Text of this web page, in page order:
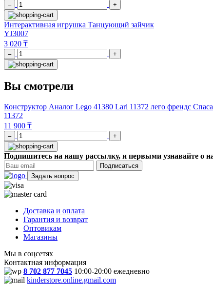
– +
Интерактивная игрушка Танцующий зайчик
YJ3007
3 020 ₸
– +
Вы смотрели
Конструктор Аналог Lego 41380 Lari 11372 лего френдс
11372
11 900 ₸
– +
Подпишитесь на нашу рассылку, и первыми узнавайте о
Подписаться
Задать вопрос
Доставка и оплата
Гарантия и возврат
Оптовикам
Магазины
Мы в соцсетях
Контактная информация
8 702 877 7045 10:00-20:00 ежедневно
kinderstore.online.gmail.com